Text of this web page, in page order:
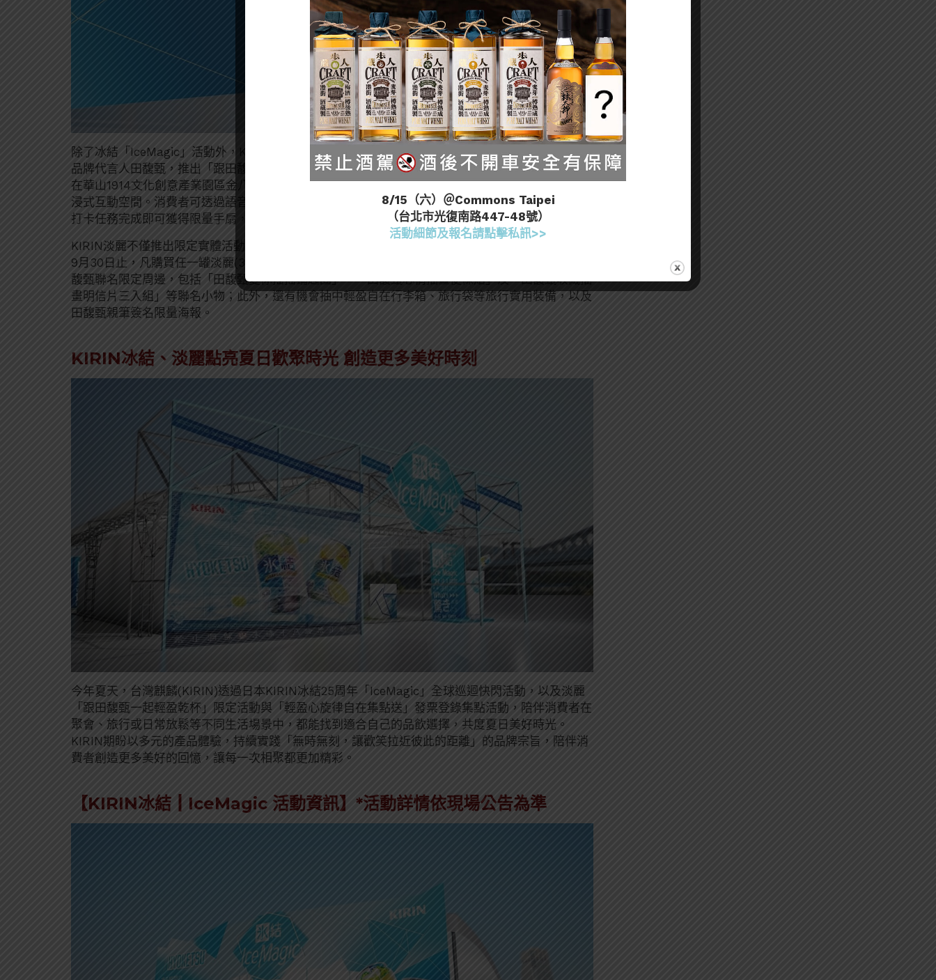
除了冰結「IceMagic」活動外，KIRIN旗下「淡麗」則延續「輕盈自在就淡麗」品牌主張，結合全新
品牌代言人田馥甄，推出「跟田馥甄一起輕盈乾杯」限定體驗活動。活動將於7月4日至5日(六至日)
在華山1914文化創意產業園區金八廣場後區舉行，以充滿綠意與放鬆氛圍的草地空間為靈感，打造沉
浸式互動空間。消費者可透過語音互動聆聽田馥甄分享輕盈生活小祕密，並搭配限定拍貼及主題拍照
打卡任務完成即可獲得限量手扇，邀請消費者感受「輕盈自在就淡麗」的品牌魅力。
KIRIN淡麗不僅推出限定實體活動，也同步推出「輕盈心旋律自在集點送」發票登錄活動，即日起至
9月30日止，凡購買任一罐淡麗(350ml/500ml)，登錄發票即可累積點數，即可累積點數兌換多款田
馥甄聯名限定周邊，包括「田馥甄愛你搖搖鑰匙圈」、「田馥甄心情插畫便條貼」及「田馥甄收藏插
畫明信片三入組」等聯名小物；此外，還有機會抽中輕盈自在行李箱、旅行袋等旅行實用裝備，以及
田馥甄親筆簽名限量海報。
KIRIN冰結、淡麗點亮夏日歡聚時光 創造更多美好時刻
今年夏天，台灣麒麟(KIRIN)透過日本KIRIN冰結25周年「IceMagic」全球巡迴快閃活動，以及淡麗
「跟田馥甄一起輕盈乾杯」限定活動與「輕盈心旋律自在集點送」發票登錄集點活動，陪伴消費者在
聚會、旅行或日常放鬆等不同生活場景中，都能找到適合自己的品飲選擇，共度夏日美好時光。
KIRIN期盼以多元的產品體驗，持續實踐「無時無刻，讓歡笑拉近彼此的距離」的品牌宗旨，陪伴消
費者創造更多美好的回憶，讓每一次相聚都更加精彩。
【KIRIN冰結┃IceMagic 活動資訊】*活動詳情依現場公告為準
8/15（六）＠Commons Taipei
（台北市光復南路447-48號）
活動細節及報名請點擊私訊>>